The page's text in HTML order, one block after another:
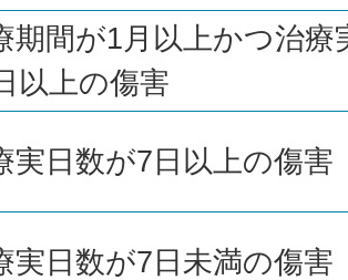
期間が1月以上かつ治療
以上の傷害
実日数が7日以上の傷害
実日数が7日未満の傷害